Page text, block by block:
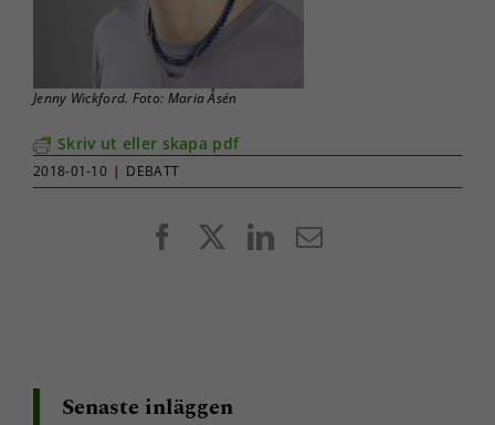
Jenny Wickford. Foto: Maria Åsén
Skriv ut eller skapa pdf
2018-01-10 | DEBATT
FacebookLinkedIn
E-
Senaste inläggen